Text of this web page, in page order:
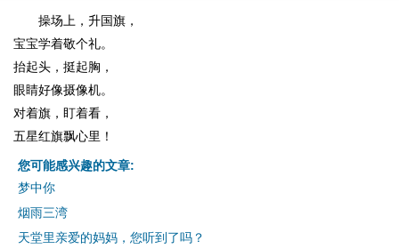
操场上，升国旗，
宝宝学着敬个礼。
抬起头，挺起胸，
眼睛好像摄像机。
对着旗，盯着看，
五星红旗飘心里！
您可能感兴趣的文章:
梦中你
烟雨三湾
天堂里亲爱的妈妈，您听到了吗？